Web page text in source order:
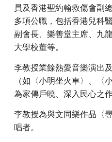
員及香港聖約翰救傷會副
多項公職，包括香港兒科
副會長、樂善堂主席、九
大學校董等。
李教授業餘熱愛音樂演出
（如 〈小明坐火車〉、〈
為家傳戶曉、深入民心之作
李教授為與文同樂作品 〈
唱者。